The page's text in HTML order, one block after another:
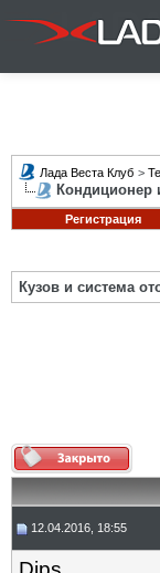
Лада Веста Клуб >
Кондиционер
Регистрация
Кузов и система
12.04.2016, 18:55